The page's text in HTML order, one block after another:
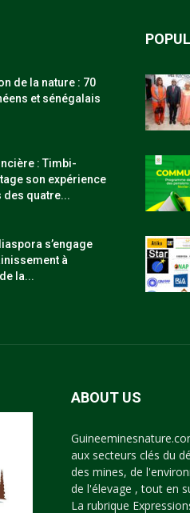
de la nature : 70
et sénégalais
: Timbi-
son expérience
des quatre...
s’engage
à
la...
ABOUT US
aux secteurs clés du
des mines, de
de l'élevage , tout en
La rubrique